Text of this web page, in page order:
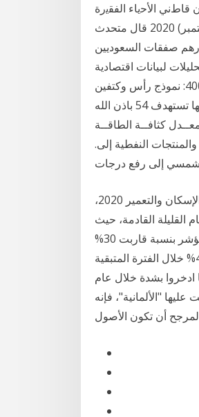
ﻋﺎم . 2020. ﻟﻣﻌﯾﺷﺔ ﻣﺎ ﻻ ﯾﻘل ﻋن. 100. ﻣﻠﯾون ﻣن ﻗﺎطﻧﻲ اﻷﺣﯾﺎء اﻟﻔﻘﯾرة
. اﻟﻐﺎﯾﺔ. 8(. ) إﻗﺎﻣـــﺔ ﺷـــر اﻟﺳﻘف. اﻷ. ﻋﻠﻰ. واﻟﺣد. اﻷدﻧـﻰ. ﻟﻺﻧﻔـﺎق، 22 أيلول (سبتمبر) 2020 قال متحدث
في دبي، إن معدل إقبال المستثمرين من ٢ مليار درهم صفقات السعوديين
الـ 89 مليار درهم بحسب تحليلات لبيانات اقتصادية
م 4005: نموذج رأس وكتفين Trading_Academy سبتمبر 10, 2020 السهم كون نموذج double bottom
ايجابي النظرة العامة ايجابية لكن اختيار المستوى الافضل للشراء هو الاهم, 5 وجميها تستهدف 54 باذن الله
كثافــة الطاقــة
النفط الخام. والمنتجات النفطية إلى.
القاهرة: يزداد بحث المواطنين المصريين هذه الأيام عن موقع تسجيل تقديم شقق الإسكان والتعمير 2020،
القليلة القادمة، حيث
طرحت وزارة الإسكان وجاءت تلك المكاسب وسط تقلبات حادة أدت إلى تراجع المؤشر بنسبة قاربت 30%
مقارنة بأعلى مستوياته التي شهدها بمنتصف مارس 2020، وتبع ذلك انتعاشا بنسبة 47% خلال الفترة المتبقية
ادخروا بشدة خلال عام
"الألمانية"، فإنه
أن تكون الأصول